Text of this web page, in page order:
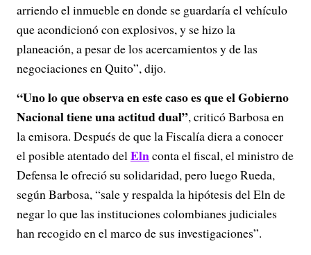
arriendo el inmueble en donde se guardaría el vehículo
que acondicionó con explosivos, y se hizo la
planeación, a pesar de los acercamientos y de las
negociaciones en Quito”, dijo.
“Uno lo que observa en este caso es que el Gobierno
Nacional tiene una actitud dual”, criticó Barbosa en
la emisora. Después de que la Fiscalía diera a conocer
el posible atentado delElnconta el fiscal, el ministro de
Defensa le ofreció su solidaridad, pero luego Rueda,
según Barbosa, “sale y respalda la hipótesis del Eln de
negar lo que las instituciones colombianes judiciales
han recogido en el marco de sus investigaciones”.